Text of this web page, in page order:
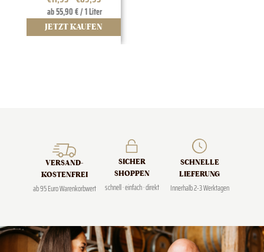
ab 55,90 € / 1 Liter
JETZT KAUFEN
VERSAND­
KOSTENFREI
ab 95 Euro Warenkorbwert
SICHER
SHOPPEN
schnell · einfach · direkt
SCHNELLE
LIEFERUNG
Innerhalb 2-3 Werktagen